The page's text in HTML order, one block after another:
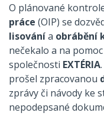
O plánované
práce (OIP) se
lisovánía obrábění
nečekalo a na
společnosti EXTÉRIA
prošel zpracovanou
zprávy či návody ke
nepodepsané